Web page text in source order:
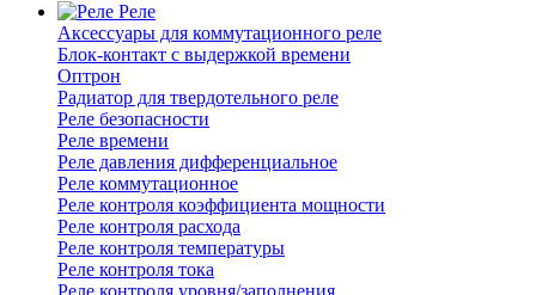
Реле
Аксессуары для коммутационного реле
Блок-контакт с выдержкой времени
Оптрон
Радиатор для твердотельного реле
Реле безопасности
Реле времени
Реле давления дифференциальное
Реле коммутационное
Реле контроля коэффициента мощности
Реле контроля расхода
Реле контроля температуры
Реле контроля тока
Реле контроля уровня/заполнения